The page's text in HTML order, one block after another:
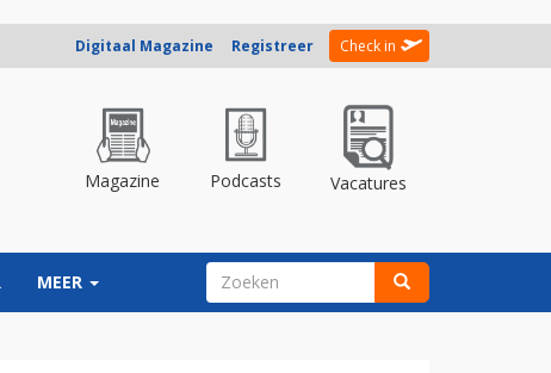
Digitaal Magazine Registreer Check in
Magazine Podcasts Vacatures
MEER ZOEKVELD